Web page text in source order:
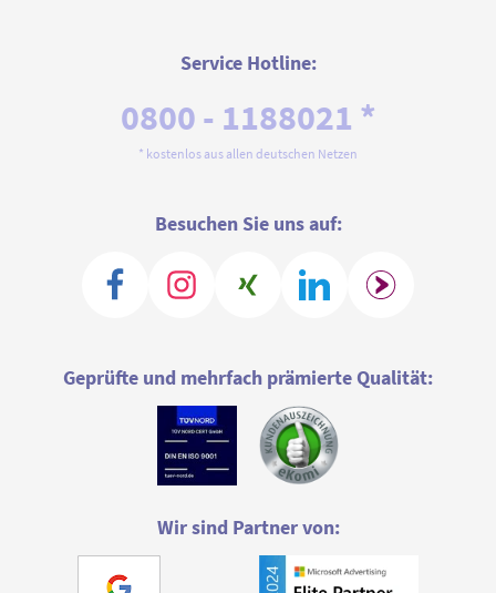
Service Hotline:
0800 - 1188021 *
* kostenlos aus allen deutschen Netzen
Besuchen Sie uns auf:
Geprüfte und mehrfach prämierte Qualität:
Wir sind Partner von: